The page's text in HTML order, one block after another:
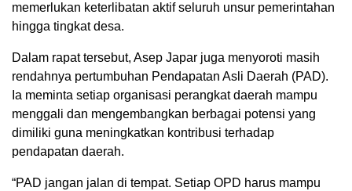
memerlukan keterlibatan aktif seluruh unsur pemerintahan
hingga tingkat desa.
Dalam rapat tersebut, Asep Japar juga menyoroti masih
rendahnya pertumbuhan Pendapatan Asli Daerah (PAD).
Ia meminta setiap organisasi perangkat daerah mampu
menggali dan mengembangkan berbagai potensi yang
dimiliki guna meningkatkan kontribusi terhadap
pendapatan daerah.
“PAD jangan jalan di tempat. Setiap OPD harus mampu